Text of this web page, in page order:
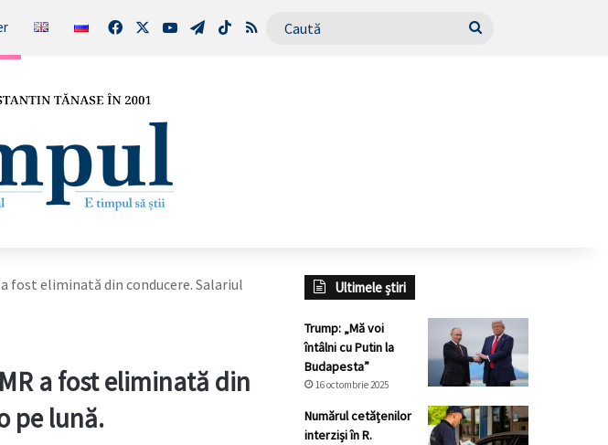
FacebookYouTubeTelegram
TikTokRSS Caută
a fost eliminată din conducere. Salariul
a fost eliminată din
pe lună.
Ultimele știri
Trump: „Mă voi
întâlni cu Putin la
Budapesta”
16 octombrie 2025
Numărul cetățenilor
interziși în R.